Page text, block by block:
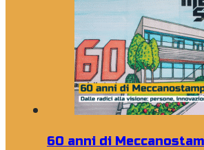
60 anni di